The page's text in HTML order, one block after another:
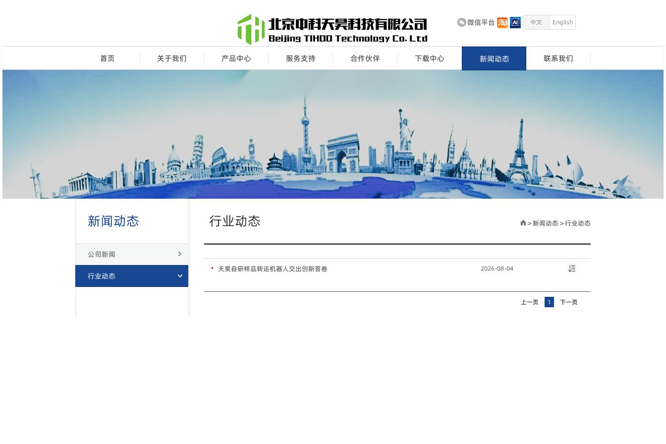
微信平台 中文 English
首页 关于我们 产品中心 服务支持 合作伙伴 下载中心 新闻动态 联系我们
新闻动态
公司新闻
行业动态
行业动态 >新闻动态>行业动态
天昊自研样品转运机器人交出创新答卷 2026-08-04
上一页 1 下一页